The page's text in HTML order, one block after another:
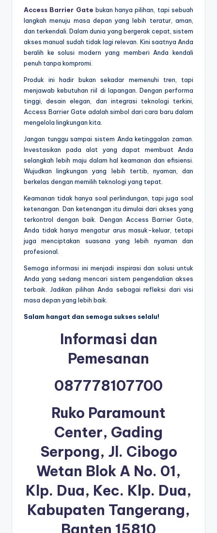
Access Barrier Gate bukan hanya pilihan, tapi sebuah
langkah menuju masa depan yang lebih teratur, aman,
dan terkendali. Dalam dunia yang bergerak cepat, sistem
akses manual sudah tidak lagi relevan. Kini saatnya Anda
beralih ke solusi modern yang memberi Anda kendali
penuh tanpa kompromi.
Produk ini hadir bukan sekadar memenuhi tren, tapi
menjawab kebutuhan riil di lapangan. Dengan performa
tinggi, desain elegan, dan integrasi teknologi terkini,
Access Barrier Gate adalah simbol dari cara baru dalam
mengelola lingkungan kita.
Jangan tunggu sampai sistem Anda ketinggalan zaman.
Investasikan pada alat yang dapat membuat Anda
selangkah lebih maju dalam hal keamanan dan efisiensi.
Wujudkan lingkungan yang lebih tertib, nyaman, dan
berkelas dengan memilih teknologi yang tepat.
Keamanan tidak hanya soal perlindungan, tapi juga soal
ketenangan. Dan ketenangan itu dimulai dari akses yang
terkontrol dengan baik. Dengan Access Barrier Gate,
Anda tidak hanya mengatur arus masuk-keluar, tetapi
juga menciptakan suasana yang lebih nyaman dan
profesional.
Semoga informasi ini menjadi inspirasi dan solusi untuk
Anda yang sedang mencari sistem pengendalian akses
terbaik. Jadikan pilihan Anda sebagai refleksi dari visi
masa depan yang lebih baik.
Salam hangat dan semoga sukses selalu!
Informasi dan
Pemesanan
087778107700
Ruko Paramount
Center, Gading
Serpong, Jl. Cibogo
Wetan Blok A No. 01,
Klp. Dua, Kec. Klp. Dua,
Kabupaten Tangerang,
Banten 15810